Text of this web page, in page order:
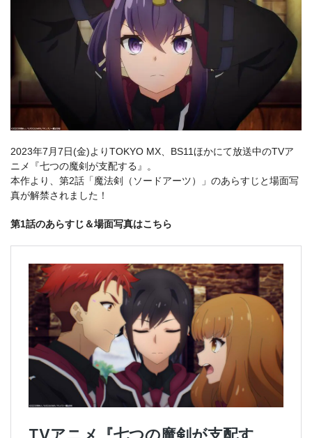
2023年7月7日(金)よりTOKYO MX、BS11ほかにて放送中のTVア
ニメ『七つの魔剣が支配する』。
本作より、第2話「魔法剣（ソードアーツ）」のあらすじと場面写
真が解禁されました！
第1話のあらすじ＆場面写真はこちら